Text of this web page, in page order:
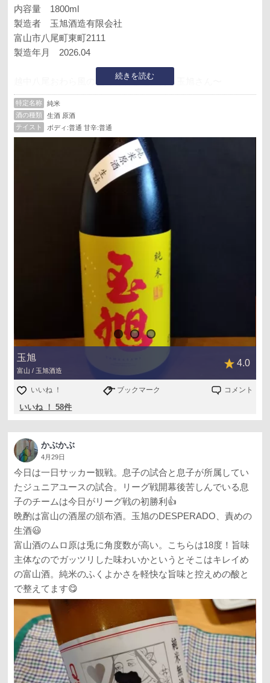
続きを読む
内容量 1800ml
製造者 玉旭酒造有限会社
富山市八尾町東町2111
製造年月 2026.04
越中八尾おわら風の盆で有名な地にある玉旭さん〜
富山の酒屋さん頒布会４月分で届きました。
冷蔵庫でキンキンに冷やし雪冷えからスタート。
口当たりほど良く柔らか〜酸味も十分アクセントになり、
じっくり味わいたいですね～美味しいです。
嫁の生まれ故郷の白鳥踊りや義母の実家があった郡上八幡
の徹夜踊りが激しい動の踊りに対して、
風の盆の静寂な雰囲気の踊り一度は行ってみたいですね～
昨夜の悔しい負けを乗り越えて先発、大野くんを援護し
て、只今３回裏〜若手、村松くんのホームラン、地元半田
市出身、いつも期待に反比例の石川くんのホームランで6-0
なんとか気持ち良い週末になりますように！
特定名称
純米
酒の種類
生酒 原酒
テイスト
ボディ:普通 甘辛:普通
玉旭
富山 / 玉旭酒造
4.0
いいね ！ ブックマーク コメント
いいね ！ 58件
かぶかぶ
4月29日
今日は一日サッカー観戦。息子の試合と息子が所属してい
たジュニアユースの試合。リーグ戦開幕後苦しんでいる息
子のチームは今日がリーグ戦の初勝利👍
晩酌は富山の酒屋の頒布酒。玉旭のDESPERADO、責めの
生酒😃
富山酒のムロ原は兎に角度数が高い。こちらは18度！旨味
主体なのでガッツリした味わいかというとそこはキレイめ
の富山酒。純米のふくよかさを軽快な旨味と控えめの酸と
で整えてます😋